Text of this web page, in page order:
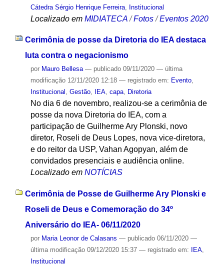
Cátedra Sérgio Henrique Ferreira, Institucional
Localizado em MIDIATECA /Fotos /Eventos 2020
Cerimônia de posse da Diretoria do IEA destaca
luta contra o negacionismo
por Mauro Bellesa — publicado09/11/2020 — última
modificação12/11/2020 12:18 — registrado em: Evento,
Institucional , Gestão, IEA, capa, Diretoria
No dia 6 de novembro, realizou-se a cerimônia de
posse da nova Diretoria do IEA, com a
participação de Guilherme Ary Plonski, novo
diretor, Roseli de Deus Lopes, nova vice-diretora,
e do reitor da USP, Vahan Agopyan, além de
convidados presenciais e audiência online.
Localizado em NOTÍCIAS
Cerimônia de Posse de Guilherme Ary Plonski e
Roseli de Deus e Comemoração do 34º
Aniversário do IEA- 06/11/2020
por Maria Leonor de Calasans — publicado06/11/2020 —
última modificação09/12/2020 15:37 — registrado em: IEA,
Institucional